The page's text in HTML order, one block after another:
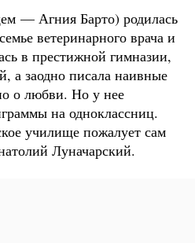
— Агния Барто) родилась
ветеринарного врача и
в престижной гимназии,
а заодно писала наивные
о любви. Но у нее
на одноклассниц.
училище пожалует сам
Луначарский.